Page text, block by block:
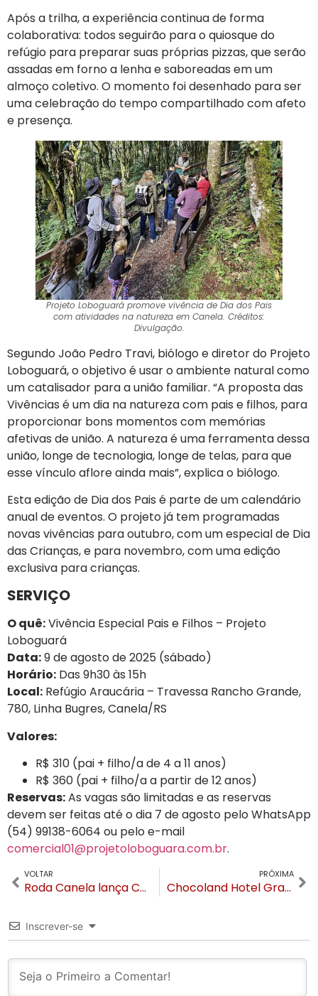
Após a trilha, a experiência continua de forma
colaborativa: todos seguirão para o quiosque do
refúgio para preparar suas próprias pizzas, que serão
assadas em forno a lenha e saboreadas em um
almoço coletivo. O momento foi desenhado para ser
uma celebração do tempo compartilhado com afeto
e presença.
Projeto Loboguará promove vivência de Dia dos Pais
com atividades na natureza em Canela. Créditos:
Divulgação.
Segundo João Pedro Travi, biólogo e diretor do Projeto
Loboguará, o objetivo é usar o ambiente natural como
um catalisador para a união familiar. “A proposta das
Vivências é um dia na natureza com pais e filhos, para
proporcionar bons momentos com memórias
afetivas de união. A natureza é uma ferramenta dessa
união, longe de tecnologia, longe de telas, para que
esse vínculo aflore ainda mais”, explica o biólogo.
Esta edição de Dia dos Pais é parte de um calendário
anual de eventos. O projeto já tem programadas
novas vivências para outubro, com um especial de Dia
das Crianças, e para novembro, com uma edição
exclusiva para crianças.
SERVIÇO
O quê:Vivência Especial Pais e Filhos – Projeto
Loboguará
Data:9 de agosto de 2025 (sábado)
Horário: Das 9h30 às 15h
Local: Refúgio Araucária – Travessa Rancho Grande,
780, Linha Bugres, Canela/RS
Valores:
R$ 310 (pai + filho/a de 4 a 11 anos)
R$ 360 (pai + filho/a a partir de 12 anos)
Reservas:As vagas são limitadas e as reservas
devem ser feitas até o dia 7 de agosto pelo WhatsApp
(54) 99138-6064 ou pelo e-mail
comercial01@projetoloboguara.com.br.
VOLTAR
Roda Canela lança Cabine Tematizada em parceria com a Criamigos
PRÓXIMA
Chocoland Hotel Gramado comemora segundo aniversário, apresenta novidades gastronômicas e projeta expansão
Inscrever-se